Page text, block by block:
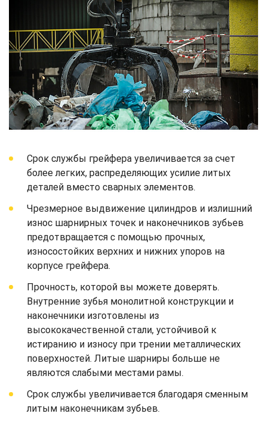
Срок службы грейфера увеличивается за счет
более легких, распределяющих усилие литых
деталей вместо сварных элементов.
Чрезмерное выдвижение цилиндров и излишний
износ шарнирных точек и наконечников зубьев
предотвращается с помощью прочных,
износостойких верхних и нижних упоров на
корпусе грейфера.
Прочность, которой вы можете доверять.
Внутренние зубья монолитной конструкции и
наконечники изготовлены из
высококачественной стали, устойчивой к
истиранию и износу при трении металлических
поверхностей. Литые шарниры больше не
являются слабыми местами рамы.
Срок службы увеличивается благодаря сменным
литым наконечникам зубьев.